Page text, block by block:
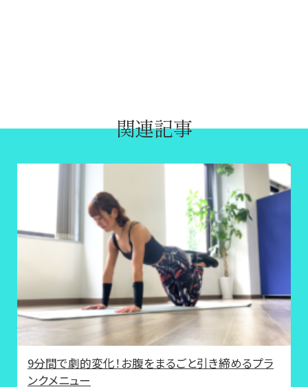
関連記事
9分間で劇的変化！お腹をまるごと引き締めるプラ
ンクメニュー